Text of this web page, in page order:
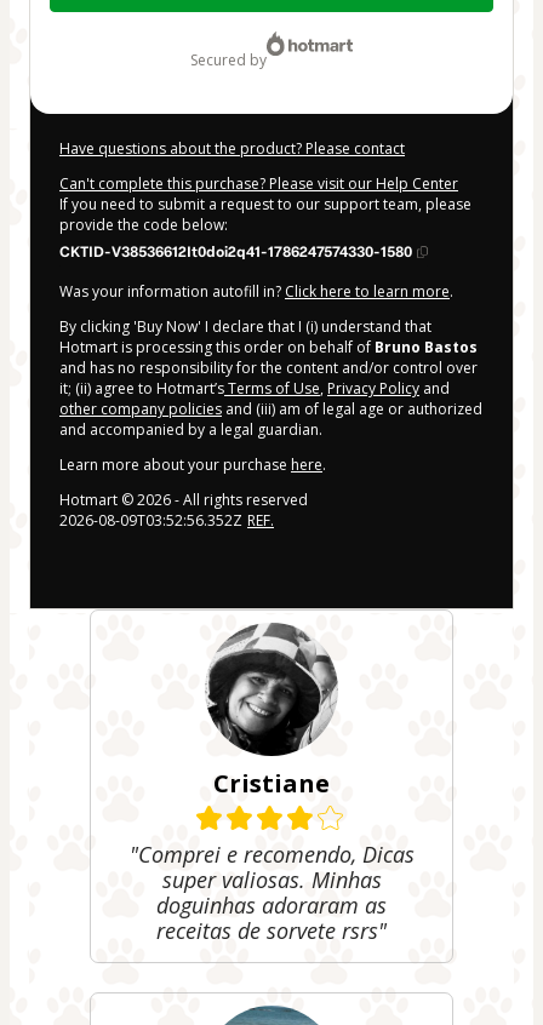
secured by
Have questions about the product? Please contact
Can't complete this purchase? Please visit our Help Center
If you need to submit a request to our support team, please
provide the code below:
CKTID-V38536612It0doi2q41-1786247574330-1580
Was your information autofill in? Click here to learn more.
By clicking 'Buy Now' I declare that I (i) understand that
Hotmart is processing this order on behalf of Bruno Bastos
and has no responsibility for the content and/or control over
it; (ii) agree to Hotmart’sTerms of Use, Privacy Policy and
other company policies and (iii) am of legal age or authorized
and accompanied by a legal guardian.
Learn more about your purchase here.
Hotmart ©2026- All rights reserved
2026-08-09T03:52:56.352Z REF.
Cristiane
"Comprei e recomendo, Dicas
super valiosas. Minhas
doguinhas adoraram as
receitas de sorvete rsrs"